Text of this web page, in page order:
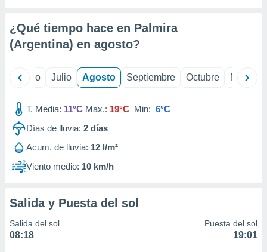
e
mediante
publicidad
publicidad
de
1199
¿Qué tiempo hace en Palmira
(Argentina) en agosto?
Junio Julio Agosto Septiembre Octubre
T. Media: 11°C Max.: 19°C Min: 6°C
Días de lluvia: 2 días
Acum. de lluvia: 12 l/m²
Viento medio: 10 km/h
Salida y Puesta del sol
Salida del sol
08:18
Puesta del sol
19:01